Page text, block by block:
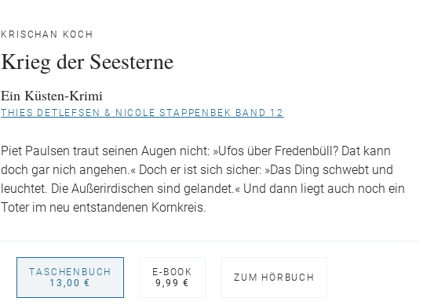
KRISCHAN KOCH
Krieg der Seesterne
Ein Küsten-Krimi
THIES DETLEFSEN & NICOLE STAPPENBEK BAND 12
Piet Paulsen traut seinen Augen nicht: »Ufos über Fredenbüll? Dat kann
doch gar nich angehen.« Doch er ist sich sicher: »Das Ding schwebt und
leuchtet. Die Außerirdischen sind gelandet.« Und dann liegt auch noch ein
Toter im neu entstandenen Kornkreis.
TASCHENBUCH
13,00 €
E-BOOK
9,99 €
ZUM HÖRBUCH